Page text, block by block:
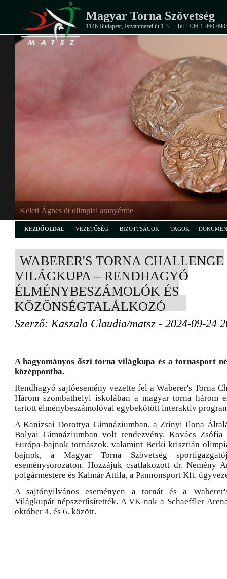
Magyar Torna Szövetség
1146 Budapest, Istvánmezei út 1-3. Tel.: +36-1-460-
Keleti Ágnes öt olimpiai aranyérme
KEZDŐOLDAL VEZETŐSÉG BIZOTTSÁGOK TAGOK
WABERER'S TORNA CHALLENGE
VILÁGKUPA – RENDHAGYÓ
ÉLMÉNYBESZÁMOLÓK ÉS
KÖZÖNSÉGTALÁLKOZÓ
Szerző: Kaszala Claudia/matsz - 2024-09-24
A hagyományos őszi torna világkupa és a tornasport
középpontba.
Rendhagyó sajtóesemény vezette fel a Waberer's Torna
Három szombathelyi iskolában a magyar torna három
tartott élménybeszámolóval egybekötött interaktív
A Kanizsai Dorottya Gimnáziumban, a Zrínyi Ilona
Bolyai Gimnáziumban volt rendezvény. Kovács
Európa-bajnok tornászok, valamint Berki krisztián
bajnok, a Magyar Torna Szövetség
eseménysorozaton. Hozzájuk csatlakozott dr. Nemény
polgármestere és Kalmár Attila, a Pannonsport Kft.
A sajtónyilvános eseményen a tornát és a
Világkupát népszerűsítették. A VK-nak a Schaeffler
október 4. és 6. között.